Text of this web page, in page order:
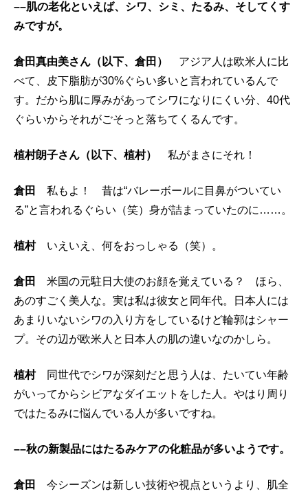
––肌の老化といえば、シワ、シミ、たるみ、そしてくす
みですが。
倉田真由美さん（以下、倉田） アジア人は欧米人に比
べて、皮下脂肪が30%ぐらい多いと言われているんで
す。だから肌に厚みがあってシワになりにくい分、40代
ぐらいからそれがごそっと落ちてくるんです。
植村朗子さん（以下、植村） 私がまさにそれ！
倉田 私もよ！ 昔は“バレーボールに目鼻がついてい
る”と言われるぐらい（笑）身が詰まっていたのに……。
植村 いえいえ、何をおっしゃる（笑）。
倉田 米国の元駐日大使のお顔を覚えている？ ほら、
あのすごく美人な。実は私は彼女と同年代。日本人には
あまりいないシワの入り方をしているけど輪郭はシャー
プ。その辺が欧米人と日本人の肌の違いなのかしら。
植村
同世代でシワが深刻だと思う人は、たいてい年齢
がいってからシビアなダイエットをした人。やはり周り
ではたるみに悩んでいる人が多いですね。
––秋の新製品にはたるみケアの化粧品が多いようです。
倉田 今シーズンは新しい技術や視点というより、肌全